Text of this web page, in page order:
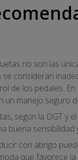
no son las
se consideran
de los pedales.
un manejo seguro
según la DGT y
buena
con abrigo
que favorece